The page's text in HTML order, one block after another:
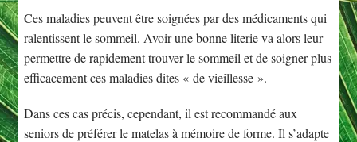
Ces maladies peuvent être soignées par des médicaments qui
ralentissent le sommeil. Avoir une bonne literie va alors leur
permettre de rapidement trouver le sommeil et de soigner plus
efficacement ces maladies dites « de vieillesse ».
Dans ces cas précis, cependant, il est recommandé aux
seniors de préférer le matelas à mémoire de forme. Il s’adapte